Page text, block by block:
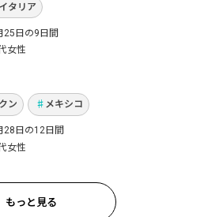
イタリア
25日の9日間
女性憧れ続けたメキシコへ！
ン メキシコ
28日の12日間
女性
もっと見る